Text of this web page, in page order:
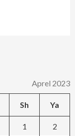
Aprel 2023
Sh Ya
1 2